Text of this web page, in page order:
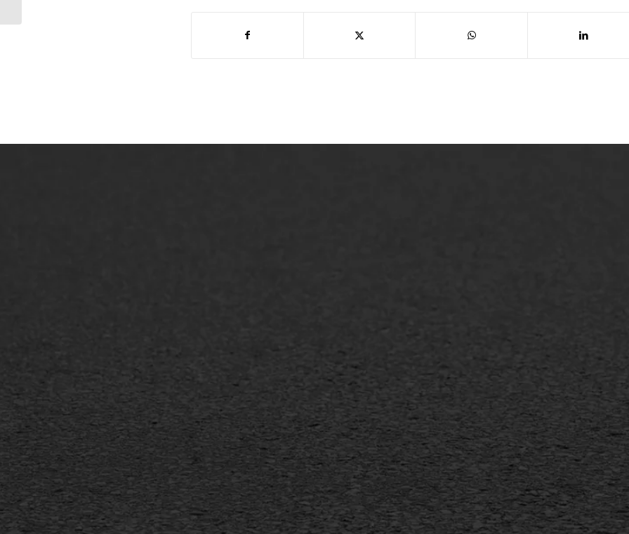
Markering verlagen
WIJ WERKEN VOOR
GWW aannemers
Overheid
Industrie & MKB
Bitumineuze voegvulling
Gietasfalt reparatie
Verwijderen markering
Vlakslijpen